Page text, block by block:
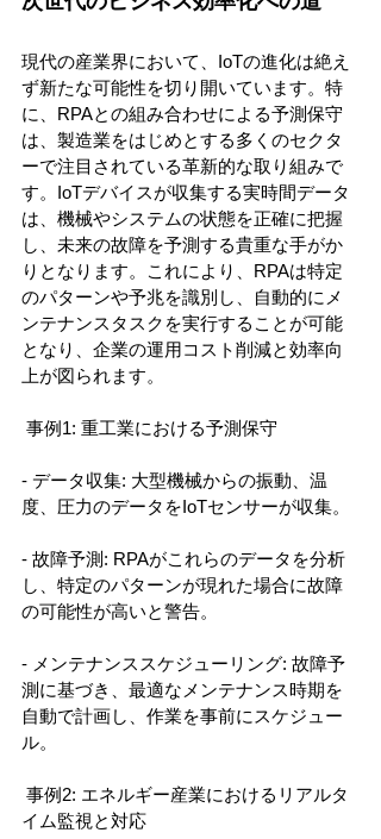
現代の産業界において、IoTの進化は絶え
ず新たな可能性を切り開いています。特
に、RPAとの組み合わせによる予測保守
は、製造業をはじめとする多くのセクタ
ーで注目されている革新的な取り組みで
す。IoTデバイスが収集する実時間データ
は、機械やシステムの状態を正確に把握
し、未来の故障を予測する貴重な手がか
りとなります。これにより、RPAは特定
のパターンや予兆を識別し、自動的にメ
ンテナンスタスクを実行することが可能
となり、企業の運用コスト削減と効率向
上が図られます。
事例1: 重工業における予測保守
- データ収集: 大型機械からの振動、温
度、圧力のデータをIoTセンサーが収集。
- 故障予測: RPAがこれらのデータを分析
し、特定のパターンが現れた場合に故障
の可能性が高いと警告。
- メンテナンススケジューリング: 故障予
測に基づき、最適なメンテナンス時期を
自動で計画し、作業を事前にスケジュー
ル。
事例2: エネルギー産業におけるリアルタ
イム監視と対応